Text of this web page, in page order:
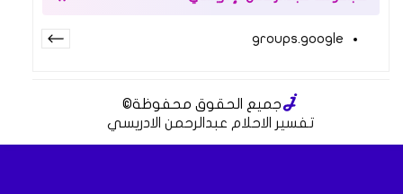
groups.google
جميع الحقوق محفوظة©
تفسير الاحلام عبدالرحمن الادريسي